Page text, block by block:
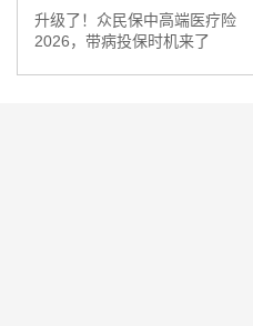
升级了！众民保中高端医疗险
2026，带病投保时机来了